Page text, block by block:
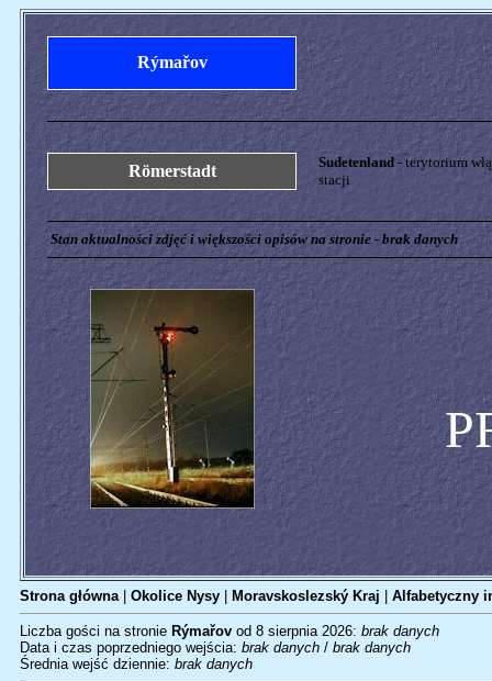
Rýmařov
Römerstadt Sudetenland - terytorium
stacji
Stan aktualności zdjęć i większości opisów na stronie - brak danych
Strona główna| Okolice Nysy Moravskoslezský Kraj Alfabetyczny
Liczba gości na stronie Rýmařov od 8 sierpnia 2026: brak danych
Data i czas poprzedniego wejścia: brak danych / brak danych
Średnia wejść dziennie: brak danych